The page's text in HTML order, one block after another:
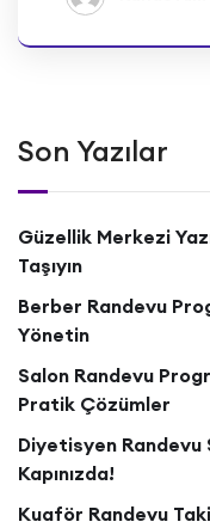
Son Yazılar
Güzellik Merkezi
Taşıyın
Berber Randevu
Yönetin
Salon Randevu
Pratik Çözümler
Diyetisyen Randevu
Kapınızda!
Kuaför Randevu